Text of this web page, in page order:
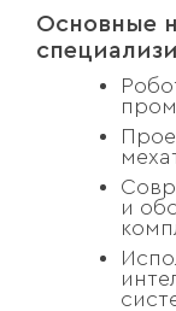
Основные
и